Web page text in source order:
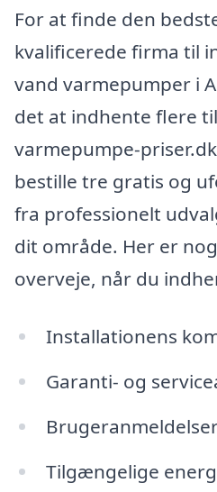
For at finde den
kvalificerede firma til
vand varmepumper i
det at indhente flere
varmepumpe-
bestille tre gratis og
fra professionelt
dit område. Her er
overveje, når du
Installationens
Garanti- og
Tilgængelige